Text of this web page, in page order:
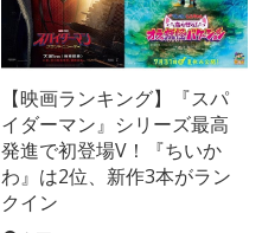
【映画ランキング】『スパ
イダーマン』シリーズ最高
発進で初登場V！『ちいか
わ』は2位、新作3本がラン
クイン